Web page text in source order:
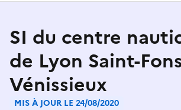
SI du centre
de Lyon Saint-
Vénissieux
MIS À JOUR LE 24/08/2020